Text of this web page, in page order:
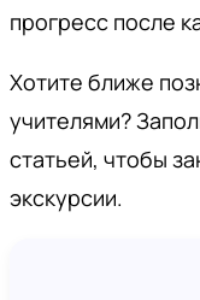
прогресс после
Хотите ближе
учителями?
статьей, чтобы
экскурсии.